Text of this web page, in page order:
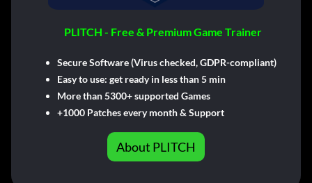
PLITCH - Free & Premium Game Trainer
Secure Software (Virus checked, GDPR-compliant)
Easy to use: get ready in less than 5 min
More than 5300+ supported Games
+1000 Patches every month & Support
About PLITCH